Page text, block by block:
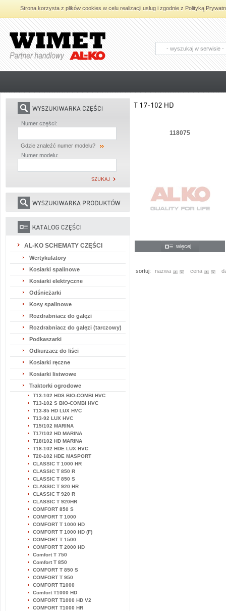
Strona korzysta z plików cookies w celu realizacji usług i zgodnie z Polityką
AL-KO - Maszyny ogrodnicze i części
zamienne do maszyn ogrodniczych
Numer części:
Gdzie znaleźć numer modelu?
Numer modelu:
AL-KO SCHEMATY CZĘŚCI
Wertykulatory
Kosiarki spalinowe
Kosiarki elektryczne
Odśnieżarki
Kosy spalinowe
Rozdrabniacz do gałęzi
Rozdrabniacz do gałęzi (tarczowy)
Podkaszarki
Odkurzacz do liści
Kosiarki ręczne
Kosiarki listwowe
Traktorki ogrodowe
T13-102 HDS BIO-COMBI HVC
T13-102 S BIO-COMBI HVC
T13-85 HD LUX HVC
T13-92 LUX HVC
T15/102 MARINA
T17/102 HD MARINA
T18/102 HD MARINA
T18-102 HDE LUX HVC
T20-102 HDE MASPORT
CLASSIC T 1000 HR
CLASSIC T 850 R
CLASSIC T 850 S
CLASSIC T 920 HR
CLASSIC T 920 R
CLASSIC T 920HR
COMFORT 850 S
COMFORT T 1000
COMFORT T 1000 HD
COMFORT T 1000 HD (F)
COMFORT T 1500
COMFORT T 2000 HD
Comfort T 750
Comfort T 850
COMFORT T 850 S
COMFORT T 950
COMFORT T1000
Comfort T1000 HD
COMFORT T1000 HD V2
COMFORT T1000 HR
118075
więcej
sortuj: nazwa cena